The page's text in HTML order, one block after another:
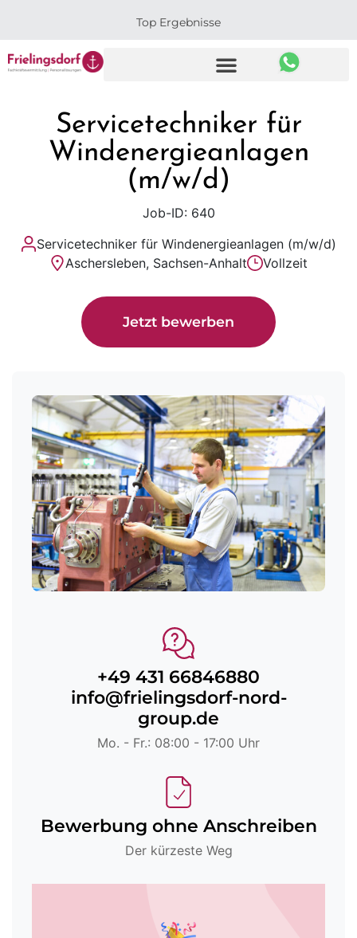
Top Ergebnisse
Servicetechniker für
Windenergieanlagen
(m/w/d)
Job-ID: 640
Servicetechniker für Windenergieanlagen (m/w/d)
Aschersleben, Sachsen-Anhalt
Vollzeit
Jetzt bewerben
+49 431 66846880
info@frielingsdorf-nord-
group.de
Mo. - Fr.: 08:00 - 17:00 Uhr
Bewerbung ohne Anschreiben
Der kürzeste Weg